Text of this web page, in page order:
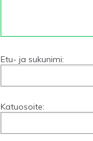
Etu- ja sukunimi:
Katuosoite: